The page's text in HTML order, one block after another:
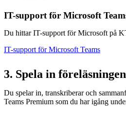
IT-support för Microsoft
Du hittar IT-support för Microsoft på
IT-support för Microsoft Teams
3. Spela in
Du spelar in, transkriberar och
Teams Premium som du har igång